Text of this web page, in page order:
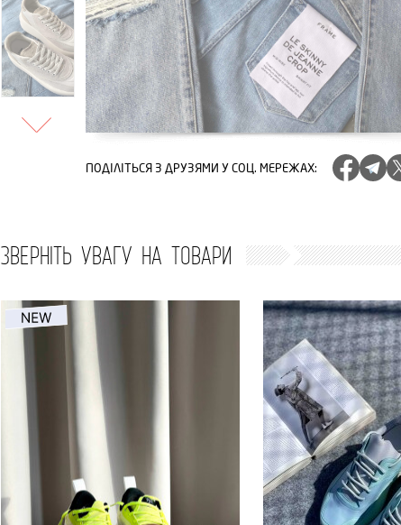
ПОДІЛІТЬСЯ З ДРУЗЯМИ У СОЦ. МЕРЕЖАХ:
ЗВЕРНІТЬ УВАГУ НА ТОВАРИ